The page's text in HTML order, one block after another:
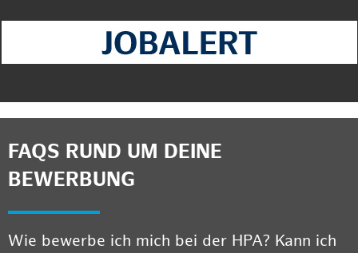
FAQS RUND UM DEINE
BEWERBUNG
Wie bewerbe ich mich bei der HPA? Kann ich